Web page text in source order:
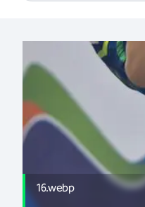
16.webp